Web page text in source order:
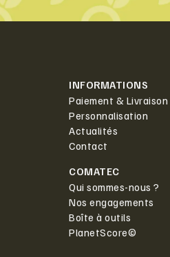
INFORMATIONS
Paiement & Livraison
Personnalisation
Actualités
Contact
COMATEC
Qui sommes-nous ?
Nos engagements
Boîte à outils
PlanetScore©